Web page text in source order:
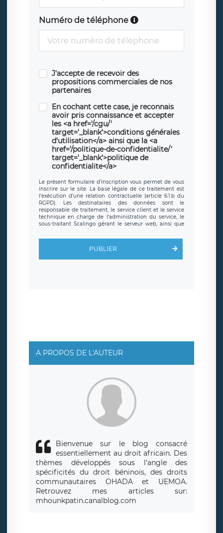
Numéro de téléphone
J'accepte de recevoir des
propositions commerciales de nos
partenaires
En cochant cette case, je reconnais
avoir pris connaissance et accepter
les <a href='/cgu/'
target='_blank'>conditions générales
d'utilisation</a> ainsi que la <a
href='/politique-de-confidentialite/'
target='_blank'>politique de
confidentialite</a>
Le présent formulaire d’inscription vous permet de vous
inscrire sur le site. La base légale de ce traitement est
l’exécution d’une relation contractuelle (article 6.1.b du
RGPD). Les destinataires des données sont le
responsable de traitement, le service client et le service
technique en charge de l’administration du service, le
sous-traitant Scalingo gérant le serveur web, ainsi que
toute personne légalement autorisée. Le formulaire
d’inscription est hébergé sur un serveur hébergé par
clauses de
protection conformes au RGPD
. Les données collectées
sont conservées jusqu’à ce que l’Internaute en sollicite la
rue Léopold Sédar Senghor, joignable à l’adresse mail :
responsabledetraitement@legavox.fr. Vous avez
également le droit d’introduire une réclamation auprès
d’une autorité de contrôle.
PUBLIER
A PROPOS DE L'AUTEUR
Bienvenue sur le blog consacré
essentiellement au droit africain. Des
thèmes développés sous l'angle des
spécificités du droit béninois, des droits
communautaires OHADA et UEMOA.
Retrouvez mes articles sur:
mhounkpatin.canalblog.com